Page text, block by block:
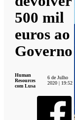
500 mil
euros ao
Governo
Human
Resources
com Lusa
6 de Julho
2020 | 19:52